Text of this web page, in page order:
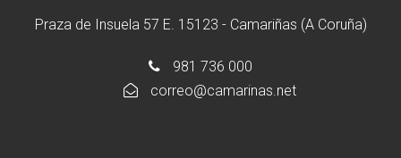
Praza de Insuela 57 E. 15123 - Camariñas (A Coruña)
981 736 000
correo@camarinas.net